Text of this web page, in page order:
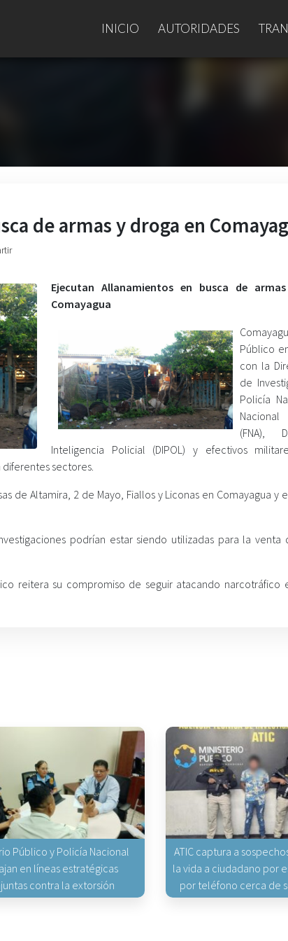
INICIO AUTORIDADES
de armas y droga en
Ejecutan Allanamientos en busca de
Comayagua
Público
con la
de
Policía
(FNA),
Inteligencia Policial (DIPOL) y efectivos
sectores.
de Altamira, 2 de Mayo, Fiallos y Liconas en Comayagua y
podrían estar siendo utilizadas para la
reitera su compromiso de seguir atacando narcotráfico
Público y Policía Nacional
en líneas estratégicas
contra la extorsión
ATIC captura a
la vida a ciudadano por
por teléfono cerca de